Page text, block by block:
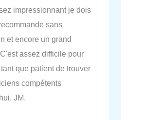
impressionnant je dois
sans
et encore un grand
assez difficile pour
que patient de trouver
compétents
JM.